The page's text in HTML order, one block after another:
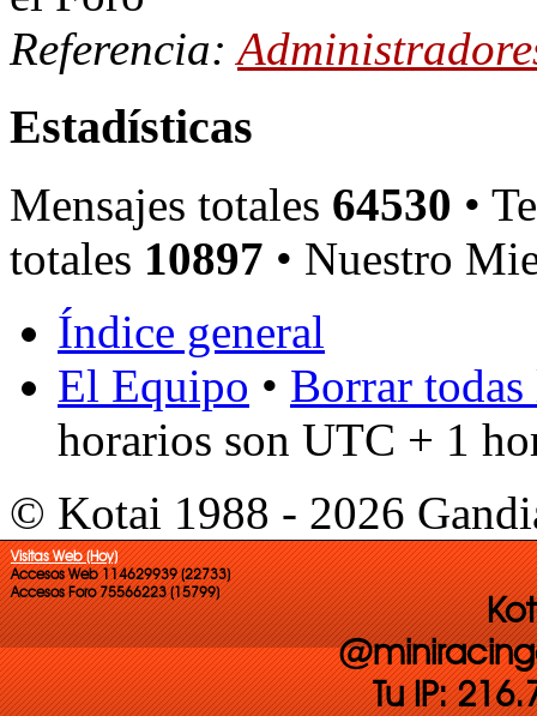
Referencia:
Estadísticas
Mensajes totales 64530 •
totales 10897 • Nuestro
Índice general
El Equipo • Borrar
horarios son UTC + 1
© Kotai 1988 - 2026
Visitas Web (Hoy)
Accesos Web 114629939 (22733)
Accesos Foro 75566223 (15799)
Tu IP: